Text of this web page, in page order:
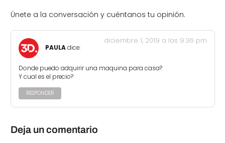
Únete a la conversación y cuéntanos tu opinión.
PAULA dice:
diciembre 1, 2019 a las 9:36 pm
Donde puedo adquirir una maquina para casa?
Y cual es el precio?
RESPONDER
Deja un comentario